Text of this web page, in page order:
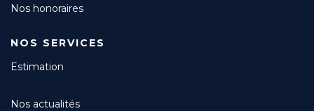
Nos honoraires
NOS SERVICES
Estimation
Nos actualités